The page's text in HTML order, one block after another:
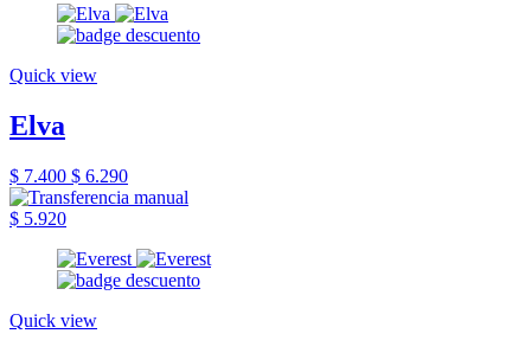
Quick view
Elva
$ 7.400 $ 6.290
$ 5.920
Quick view